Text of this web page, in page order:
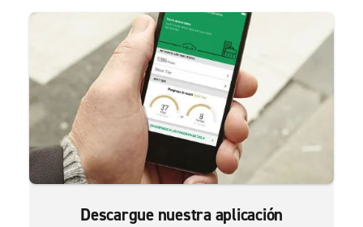
Descargue nuestra aplicación